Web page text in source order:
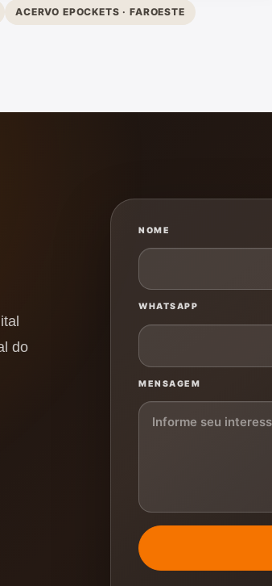
ACERVO EPOCKETS · FAROESTE
do
NOME
WHATSAPP
MENSAGEM